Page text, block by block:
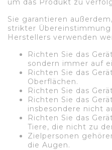
um das Produkt zu
Sie garantieren
strikter
Herstellers verwenden
Richten Sie das
sondern immer auf
Richten Sie das
Oberflächen.
Richten Sie das
Richten Sie das
insbesondere nicht
Richten Sie das
Tiere, die nicht zu
Zielpersonen
die Augen.